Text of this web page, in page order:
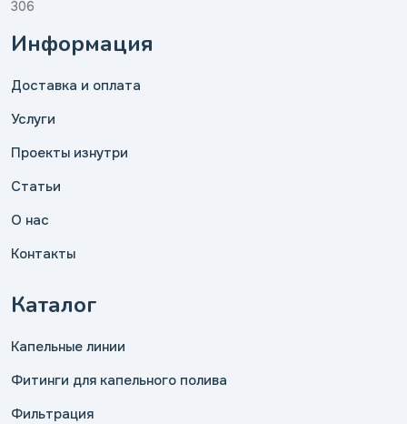
306
Информация
Доставка и оплата
Услуги
Проекты изнутри
Статьи
О нас
Контакты
Каталог
Капельные линии
Фитинги для капельного полива
Фильтрация